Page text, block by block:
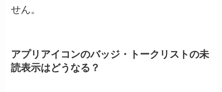
せん。
アプリアイコンのバッジ・トークリストの未
読表示はどうなる？